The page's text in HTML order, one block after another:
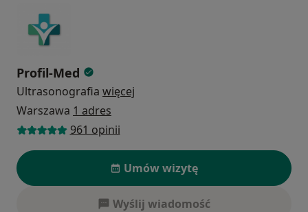
Profil-Med
Ultrasonografia więcej
Warszawa 1 adres
961 opinii
Umów wizytę
Wyślij wiadomość